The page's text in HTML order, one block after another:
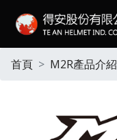
首頁 M2R產品介紹